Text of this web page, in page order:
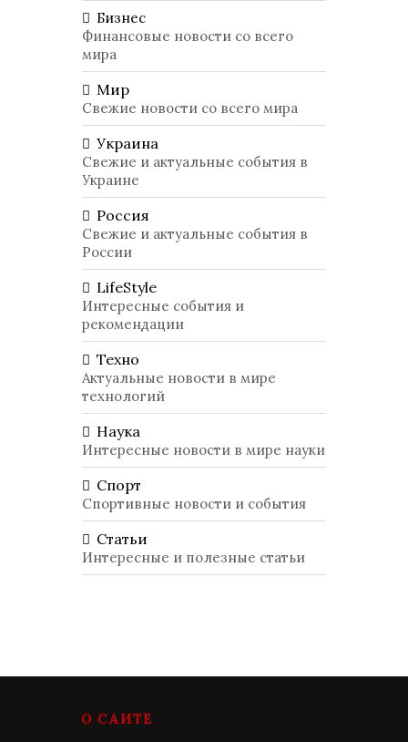
Бизнес
Финансовые новости со всего
мира
Мир
Свежие новости со всего мира
Украина
Свежие и актуальные события в
Украине
Россия
Свежие и актуальные события в
России
LifeStyle
Интересные события и
рекомендации
Техно
Актуальные новости в мире
технологий
Наука
Интересные новости в мире науки
Спорт
Спортивные новости и события
Статьи
Интересные и полезные статьи
О САЙТЕ